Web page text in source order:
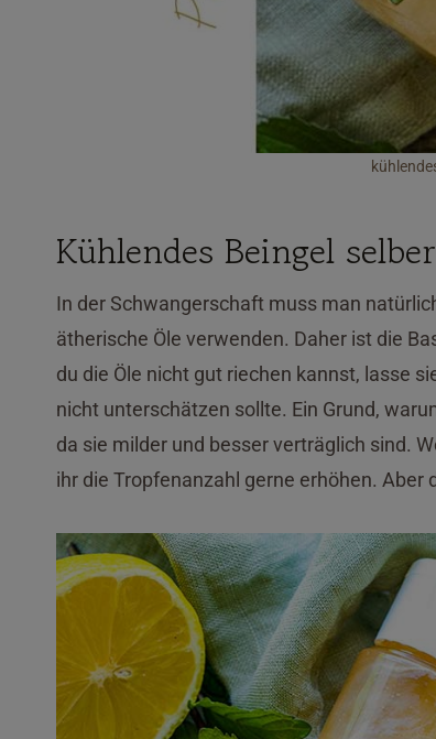
Kühlendes Beingel selber
In der Schwangerschaft muss man
ätherische Öle verwenden. Daher ist die
du die Öle nicht gut riechen kannst, lasse
nicht unterschätzen sollte. Ein Grund,
da sie milder und besser verträglich sind.
ihr die Tropfenanzahl gerne erhöhen.